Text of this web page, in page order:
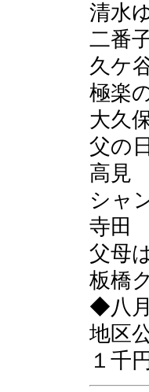
清水
二番
久ケ
極楽
大久
父の
高
シャ
寺田
父母
板橋
◆八
地区
１千